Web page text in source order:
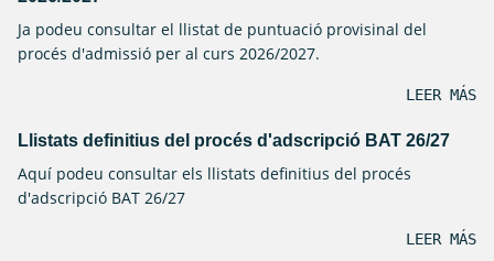
Ja podeu consultar el llistat de puntuació provisinal del
procés d'admissió per al curs 2026/2027.
LEER MÁS
Llistats definitius del procés d'adscripció BAT 26/27
Aquí podeu consultar els llistats definitius del procés
d'adscripció BAT 26/27
LEER MÁS